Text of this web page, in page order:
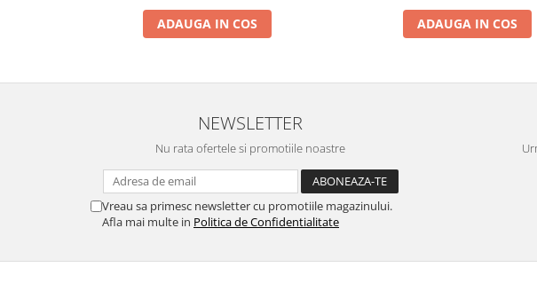
ADAUGA IN COS ADAUGA IN COS
NEWSLETTER
Nu rata ofertele si promotiile noastre
Vreau sa primesc newsletter cu promotiile magazinului.
Afla mai multe in Politica de Confidentialitate